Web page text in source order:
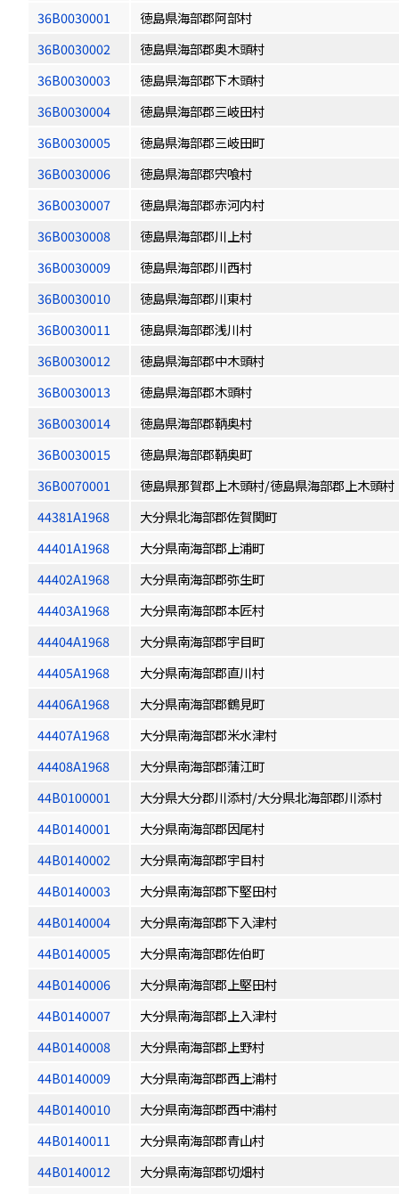
36B0030001
徳島県海部郡阿部村
36B0030002
徳島県海部郡奥木頭村
36B0030003
徳島県海部郡下木頭村
36B0030004
徳島県海部郡三岐田村
36B0030005
徳島県海部郡三岐田町
36B0030006
徳島県海部郡宍喰村
36B0030007
徳島県海部郡赤河内村
36B0030008
徳島県海部郡川上村
36B0030009
徳島県海部郡川西村
36B0030010
徳島県海部郡川東村
36B0030011
徳島県海部郡浅川村
36B0030012
徳島県海部郡中木頭村
36B0030013
徳島県海部郡木頭村
36B0030014
徳島県海部郡鞆奥村
36B0030015
徳島県海部郡鞆奥町
36B0070001
徳島県那賀郡上木頭村/徳島県海部郡上木頭村
44381A1968
大分県北海部郡佐賀関町
44401A1968
大分県南海部郡上浦町
44402A1968
大分県南海部郡弥生町
44403A1968
大分県南海部郡本匠村
44404A1968
大分県南海部郡宇目町
44405A1968
大分県南海部郡直川村
44406A1968
大分県南海部郡鶴見町
44407A1968
大分県南海部郡米水津村
44408A1968
大分県南海部郡蒲江町
44B0100001
大分県大分郡川添村/大分県北海部郡川添村
44B0140001
大分県南海部郡因尾村
44B0140002
大分県南海部郡宇目村
44B0140003
大分県南海部郡下堅田村
44B0140004
大分県南海部郡下入津村
44B0140005
大分県南海部郡佐伯町
44B0140006
大分県南海部郡上堅田村
44B0140007
大分県南海部郡上入津村
44B0140008
大分県南海部郡上野村
44B0140009
大分県南海部郡西上浦村
44B0140010
大分県南海部郡西中浦村
44B0140011
大分県南海部郡青山村
44B0140012
大分県南海部郡切畑村